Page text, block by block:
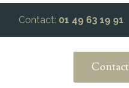
Contact: 01 49 63 19 91
Contact